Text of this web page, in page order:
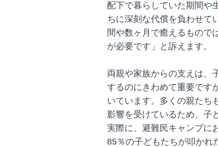
配下で暮らしていた期間や
ちに深刻な代償を負わせて
間や数ヶ月で癒えるもので
が必要です」と訴えます。
両親や家族からの支えは、
するのにきわめて重要です
いています。多くの親たち
影響を受けているため、子
実際に、避難民キャンプに
85％の子どもたちが叩かれ